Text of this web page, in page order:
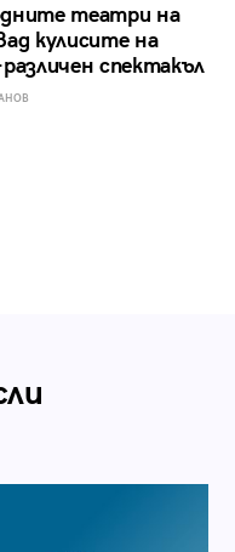
театри на
кулисите на
спектакъл